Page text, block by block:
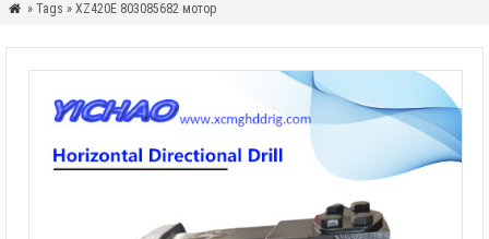
 » Tags » XZ420E803085682 мотор